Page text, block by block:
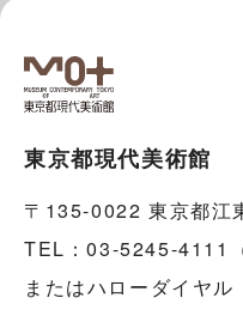
東京都現代美術館
〒135-0022 東京都江
TEL：03-5245-4111（
またはハローダイヤ